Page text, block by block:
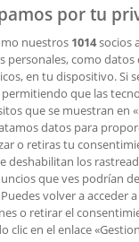
y de
en el mapa
problema en la
por tu
nuestros 1014socios
personales, como datos
en tu dispositivo. Si
que las
que se muestran en
datos para
o retiras tu
deshabilitan los
que ves podrían
volver a acceder
o retirar el
clic en el enlace